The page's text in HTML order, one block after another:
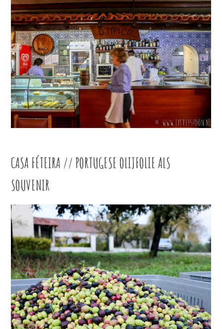
CASA FÉTEIRA // PORTUGESE OLIJFOLIE ALS
SOUVENIR